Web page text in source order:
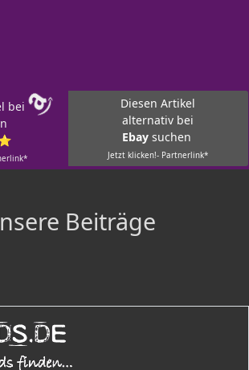
bei
Diesen Artikel
alternativ bei
Ebay suchen
Jetzt klicken!- Partnerlink*
Beiträge